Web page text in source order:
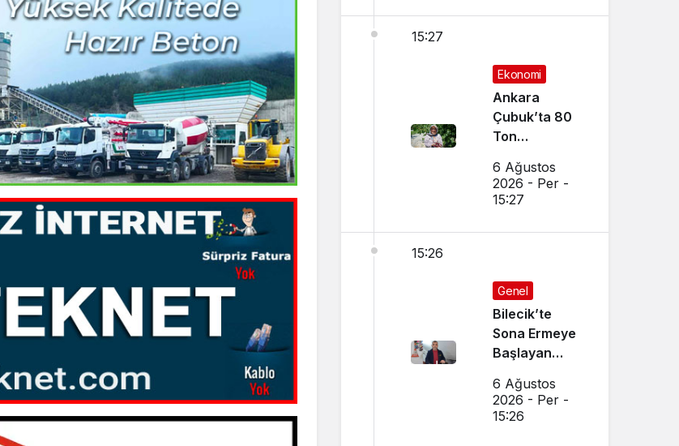
15:27
Ekonomi
Ankara
Çubuk’ta 80
Ton
6 Ağustos
2026 - Per -
15:27
15:26
Genel
Bilecik’te
Sona Ermeye
Başlayan
Sürdürüyor
6 Ağustos
2026 - Per -
15:26